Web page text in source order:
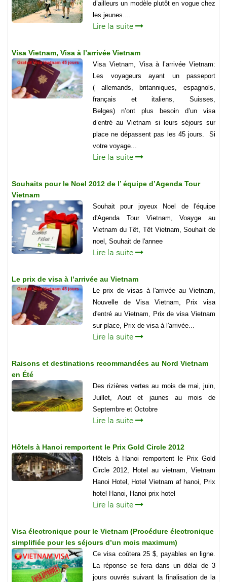
d’ailleurs un modèle plutôt en vogue chez
les jeunes....
Lire la suite
Visa Vietnam, Visa à l’arrivée Vietnam
Visa Vietnam, Visa à l’arrivée Vietnam:
Les voyageurs ayant un passeport
( allemands, britanniques, espagnols,
français et italiens, Suisses,
Belges) n’ont plus besoin d’un visa
d’entré au Vietnam si leurs séjours sur
place ne dépassent pas les 45 jours. Si
votre voyage...
Lire la suite
Souhaits pour le Noel 2012 de l’ équipe d’Agenda Tour
Vietnam
Souhait pour joyeux Noel de l'équipe
d'Agenda Tour Vietnam, Voayge au
Vietnam du Têt, Têt Vietnam, Souhait de
noel, Souhait de l'annee
Lire la suite
Le prix de visa à l’arrivée au Vietnam
Le prix de visas à l'arrivée au Vietnam,
Nouvelle de Visa Vietnam, Prix visa
d'entré au Vietnam, Prix de visa Vietnam
sur place, Prix de visa à l'arrivée...
Lire la suite
Raisons et destinations recommandées au Nord Vietnam
en Été
Des rizières vertes au mois de mai, juin,
Juillet, Aout et jaunes au mois de
Septembre et Octobre
Lire la suite
Hôtels à Hanoi remportent le Prix Gold Circle 2012
Hôtels à Hanoi remportent le Prix Gold
Circle 2012, Hotel au vietnam, Vietnam
Hanoi Hotel, Hotel Vietnam af hanoi, Prix
hotel Hanoi, Hanoi prix hotel
Lire la suite
Visa électronique pour le Vietnam (Procédure électronique
simplifiée pour les séjours d’un mois maximum)
Ce visa coûtera 25 $, payables en ligne.
La réponse se fera dans un délai de 3
jours ouvrés suivant la finalisation de la